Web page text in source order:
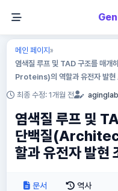
메인 페이지»
염색질 루프 및 TAD 구조를 매
Proteins)의 역할과 유전자 발현
최종 수정: 1개월 전
염색질 루프 및
단백질
할과 유전자 발현
문서 역사